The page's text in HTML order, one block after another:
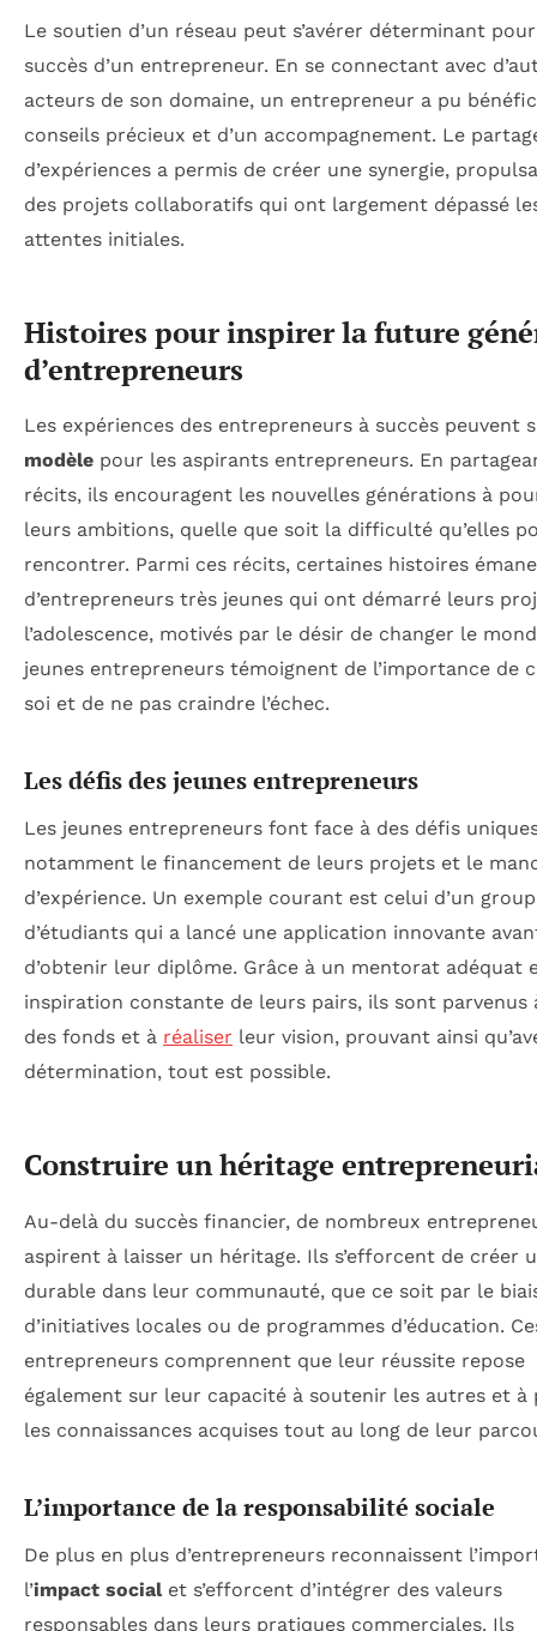
Le soutien d’un réseau peut s’avérer déterminant
succès d’un entrepreneur. En se connectant avec
acteurs de son domaine, un entrepreneur a pu
conseils précieux et d’un accompagnement. Le
d’expériences a permis de créer une synergie,
des projets collaboratifs qui ont largement dépassé
attentes initiales.
Histoires pour inspirer la future
d’entrepreneurs
Les expériences des entrepreneurs à succès peuvent
modèle pour les aspirants entrepreneurs. En
récits, ils encouragent les nouvelles générations à
leurs ambitions, quelle que soit la difficulté qu’elles
rencontrer. Parmi ces récits, certaines histoires
d’entrepreneurs très jeunes qui ont démarré leurs
l’adolescence, motivés par le désir de changer le
jeunes entrepreneurs témoignent de l’importance de
soi et de ne pas craindre l’échec.
Les défis des jeunes entrepreneurs
Les jeunes entrepreneurs font face à des défis
notamment le financement de leurs projets et le
d’expérience. Un exemple courant est celui d’un
d’étudiants qui a lancé une application innovante
d’obtenir leur diplôme. Grâce à un mentorat adéquat
inspiration constante de leurs pairs, ils sont parvenus
des fonds et à réaliser leur vision, prouvant ainsi
détermination, tout est possible.
Construire un héritage
Au-delà du succès financier, de nombreux
aspirent à laisser un héritage. Ils s’efforcent de créer
durable dans leur communauté, que ce soit par le
d’initiatives locales ou de programmes d’éducation.
entrepreneurs comprennent que leur réussite repose
également sur leur capacité à soutenir les autres et à
les connaissances acquises tout au long de leur
L’importance de la responsabilité sociale
De plus en plus d’entrepreneurs reconnaissent
l’impact socialet s’efforcent d’intégrer des valeurs
responsables dans leurs pratiques commerciales. Ils